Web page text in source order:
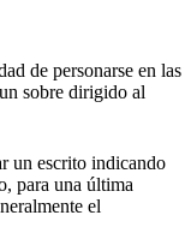
de personarse en las
sobre dirigido al
un escrito indicando
para una última
el